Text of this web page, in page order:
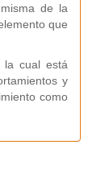
de la
que
cual está
y
como